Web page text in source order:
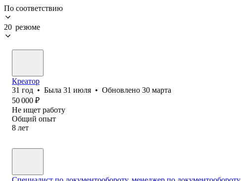
По соответствию
20 резюме
Креатор
31 год • Была 31 июля • Обновлено 30 марта
50 000 ₽
Не ищет работу
Общий опыт
8 лет